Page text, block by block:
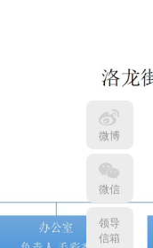
微博
微信
领导
信箱